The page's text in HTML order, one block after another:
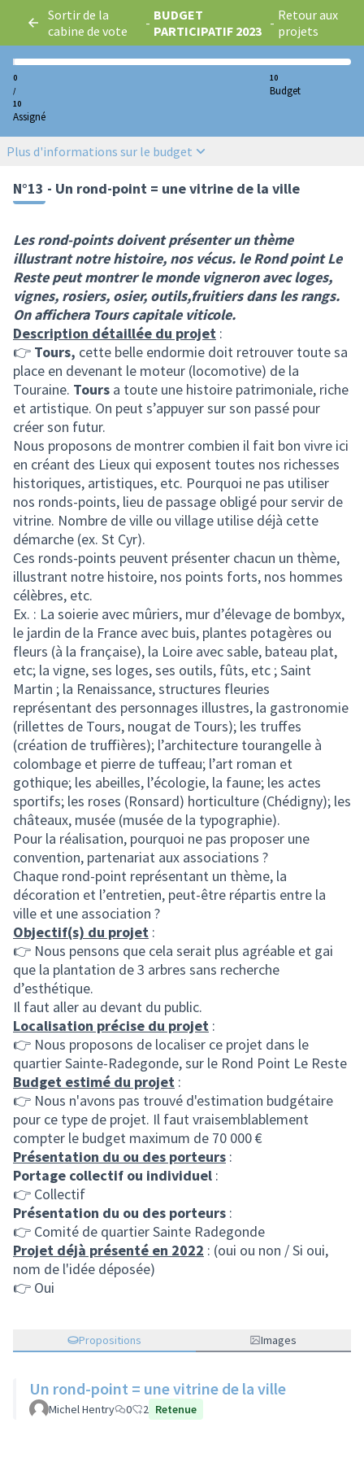
Sortir de la
cabine de vote
- BUDGET
PARTICIPATIF 2023 - Retour aux
projets
0
/
10
Assigné
10
Budget
Plus d'informations sur le budget
N°13 - Un rond-point = une vitrine de la ville
Les rond-points doivent présenter un thème
illustrant notre histoire, nos vécus. le Rond point Le
Reste peut montrer le monde vigneron avec loges,
vignes, rosiers, osier, outils,fruitiers dans les rangs.
On affichera Tours capitale viticole.
Description détaillée du projet :
👉 Tours, cette belle endormie doit retrouver toute sa
place en devenant le moteur (locomotive) de la
Touraine. Tours a toute une histoire patrimoniale, riche
et artistique. On peut s’appuyer sur son passé pour
créer son futur.
Nous proposons de montrer combien il fait bon vivre ici
en créant des Lieux qui exposent toutes nos richesses
historiques, artistiques, etc. Pourquoi ne pas utiliser
nos ronds-points, lieu de passage obligé pour servir de
vitrine. Nombre de ville ou village utilise déjà cette
démarche (ex. St Cyr).
Ces ronds-points peuvent présenter chacun un thème,
illustrant notre histoire, nos points forts, nos hommes
célèbres, etc.
Ex. : La soierie avec mûriers, mur d’élevage de bombyx,
le jardin de la France avec buis, plantes potagères ou
fleurs (à la française), la Loire avec sable, bateau plat,
etc; la vigne, ses loges, ses outils, fûts, etc ; Saint
Martin ; la Renaissance, structures fleuries
représentant des personnages illustres, la gastronomie
(rillettes de Tours, nougat de Tours); les truffes
(création de truffières); l’architecture tourangelle à
colombage et pierre de tuffeau; l’art roman et
gothique; les abeilles, l’écologie, la faune; les actes
sportifs; les roses (Ronsard) horticulture (Chédigny); les
châteaux, musée (musée de la typographie).
Pour la réalisation, pourquoi ne pas proposer une
convention, partenariat aux associations ?
Chaque rond-point représentant un thème, la
décoration et l’entretien, peut-être répartis entre la
ville et une association ?
Objectif(s) du projet :
👉 Nous pensons que cela serait plus agréable et gai
que la plantation de 3 arbres sans recherche
d’esthétique.
Il faut aller au devant du public.
Localisation précise du projet :
👉 Nous proposons de localiser ce projet dans le
quartier Sainte-Radegonde, sur le Rond Point Le Reste
Budget estimé du projet :
👉 Nous n'avons pas trouvé d'estimation budgétaire
pour ce type de projet. Il faut vraisemblablement
compter le budget maximum de 70 000 €
Présentation du ou des porteurs :
Portage collectif ou individuel :
👉 Collectif
Présentation du ou des porteurs :
👉 Comité de quartier Sainte Radegonde
Projet déjà présenté en 2022 : (oui ou non / Si oui,
nom de l'idée déposée)
👉 Oui
Propositions Images
Un rond-point = une vitrine de la ville
Michel Hentry 0 2 Retenue